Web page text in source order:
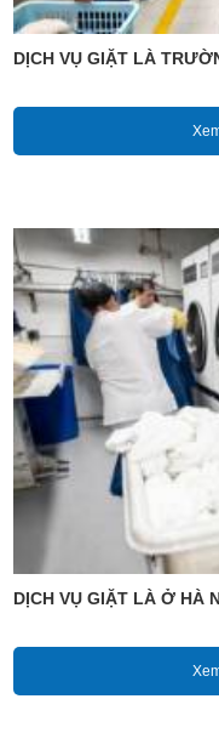
DỊCH VỤ GIẶT LÀ
DỊCH VỤ GIẶT LÀ Ở HÀ